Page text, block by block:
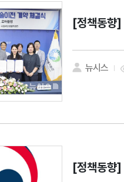
[정책동향]
뉴시스
[정책동향]